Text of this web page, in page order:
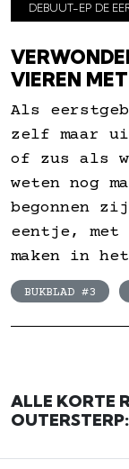
DEBUUT-EP DE
VIEREN
Als
zelf maar
of zus als
weten nog
begonnen
eentje, met
maken in
BUKBLAD #3
ALLE KORTE
OUTERSTERP: